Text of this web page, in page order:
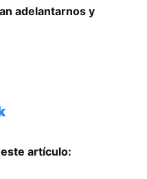
adelantarnos y
artículo: